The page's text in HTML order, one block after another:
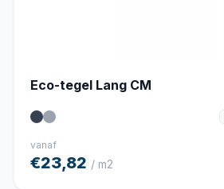
Eco-tegel Lang CM
vanaf
€23,82 / m2